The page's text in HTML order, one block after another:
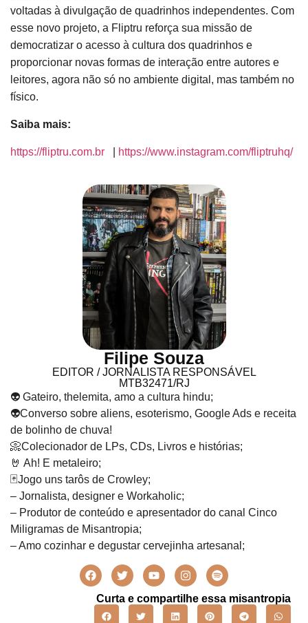
voltadas à divulgação de quadrinhos independentes. Com
esse novo projeto, a Fliptru reforça sua missão de
democratizar o acesso à cultura dos quadrinhos e
proporcionar novas formas de interação entre autores e
leitores, agora não só no ambiente digital, mas também no
físico.
Saiba mais:
https://fliptru.com.br https://www.instagram.com/fliptruhq/
Filipe Souza
EDITOR / JORNALISTA RESPONSÁVEL
MTB32471/RJ
👽 Gateiro, thelemita, amo a cultura hindu;
👽Converso sobre aliens, esoterismo, Google Ads e receita
de bolinho de chuva!
📀Colecionador de LPs, CDs, Livros e histórias;
🤘 Ah! E metaleiro;
🃏Jogo uns tarôs de Crowley;
– Jornalista, designer e Workaholic;
– Produtor de conteúdo e apresentador do canal Cinco
Miligramas de Misantropia;
– Amo cozinhar e degustar cervejinha artesanal;
Curta e compartilhe essa misantropia